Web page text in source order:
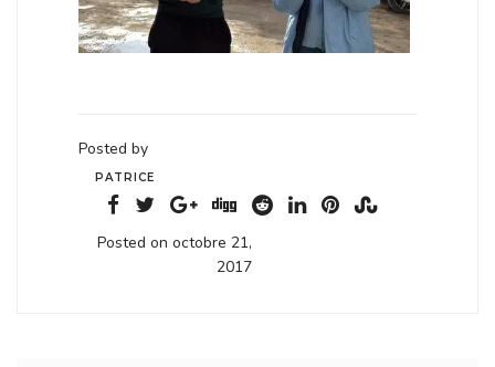
Posted by
PATRICE
Posted on octobre 21,
2017